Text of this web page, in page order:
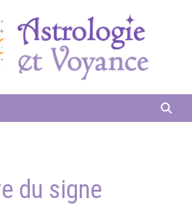
du signe